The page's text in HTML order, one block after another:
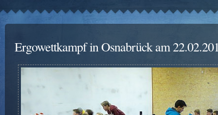
Ergowettkampf in Osnabrück am